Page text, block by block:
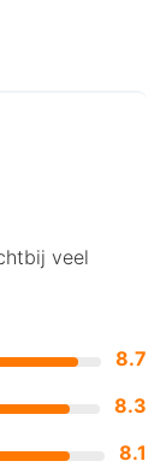
8.7
8.3
8.1
veel